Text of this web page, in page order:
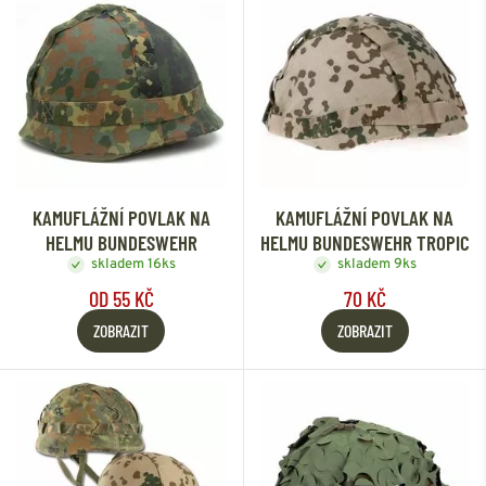
KAMUFLÁŽNÍ POVLAK NA
HELMU BUNDESWEHR
skladem 16ks
OD 55 KČ
ZOBRAZIT
KAMUFLÁŽNÍ POVLAK NA
HELMU BUNDESWEHR TROPIC
skladem 9ks
70 KČ
ZOBRAZIT